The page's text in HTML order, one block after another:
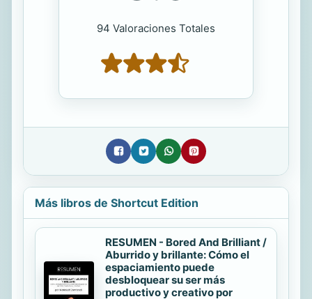
94 Valoraciones Totales
Más libros de Shortcut Edition
RESUMEN - Bored And Brilliant /
Aburrido y brillante: Cómo el
espaciamiento puede
desbloquear su ser más
productivo y creativo por